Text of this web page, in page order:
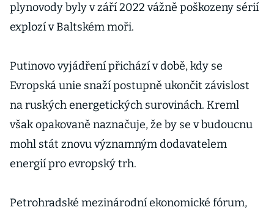
plynovody byly v září 2022 vážně poškozeny sérií
explozí v Baltském moři.
Putinovo vyjádření přichází v době, kdy se
Evropská unie snaží postupně ukončit závislost
na ruských energetických surovinách. Kreml
však opakovaně naznačuje, že by se v budoucnu
mohl stát znovu významným dodavatelem
energií pro evropský trh.
Petrohradské mezinárodní ekonomické fórum,